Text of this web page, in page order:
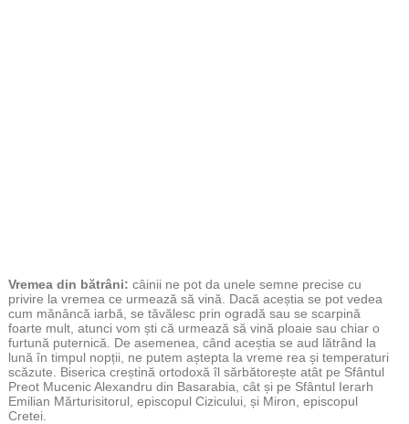
Vremea din bătrâni: câinii ne pot da unele semne precise cu
privire la vremea ce urmează să vină. Dacă aceștia se pot vedea
cum mănâncă iarbă, se tăvălesc prin ogradă sau se scarpină
foarte mult, atunci vom ști că urmează să vină ploaie sau chiar o
furtună puternică. De asemenea, când aceștia se aud lătrând la
lună în timpul nopții, ne putem aștepta la vreme rea și temperaturi
scăzute. Biserica creștină ortodoxă îl sărbătorește atât pe Sfântul
Preot Mucenic Alexandru din Basarabia, cât și pe Sfântul Ierarh
Emilian Mărturisitorul, episcopul Cizicului, și Miron, episcopul
Cretei.